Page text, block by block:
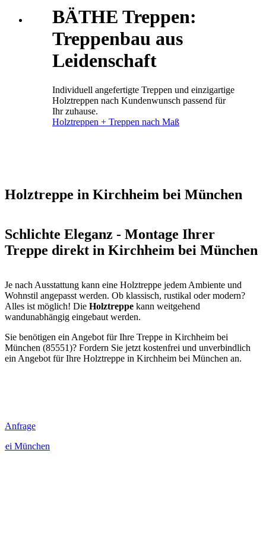
BÄTHE Treppen:
Treppenbau aus
Leidenschaft
Individuell angefertigte Treppen und einzigartige
Holztreppen nach Kundenwunsch passend für
Ihr zuhause.
Holztreppen + Treppen nach Maß
Holztreppe in Kirchheim bei München
Schlichte Eleganz - Montage Ihrer
Treppe direkt in Kirchheim bei München
Je nach Ausstattung kann eine Holztreppe jedem Ambiente und
Wohnstil angepasst werden. Ob klassisch, rustikal oder modern?
Alles ist möglich! Die Holztreppe kann weitgehend
wandunabhängig eingebaut werden.
Sie benötigen ein Angebot für Ihre Treppe in Kirchheim bei
München (85551)? Fordern Sie jetzt kostenfrei und unverbindlich
ein Angebot für Ihre Holztreppe in Kirchheim bei München an.
Anfrage